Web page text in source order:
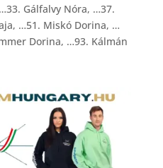
Gálfalvy Nóra, …37.
…51. Miskó Dorina, …
Dorina, …93. Kálmán